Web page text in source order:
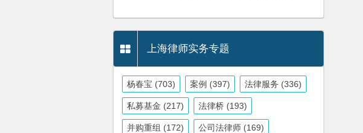
上海律师实务专题
杨春宝 (703) 案例 (397) 法律服务 (336)
私募基金 (217) 法律桥 (193)
并购重组 (172) 公司法律师 (169)